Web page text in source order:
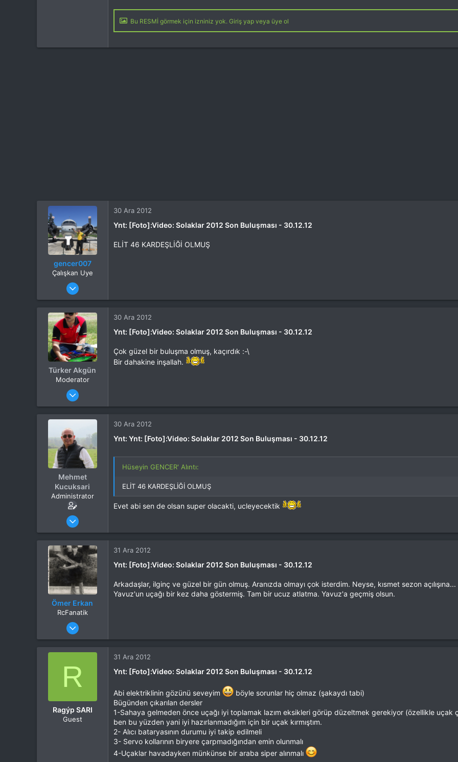
Bu RESMİ görmek için izniniz yok. Giriş yap veya üye ol
gencer007
Çalışkan Uye
4 Eki 2012
Mesajlar
Tepkime puanı
308
Yaş
55
Konum
izmir
30 Ara 2012
Ynt: [Foto]:Video: Solaklar 2012 Son Buluşması - 30.12.12
ELİT 46 KARDEŞLİĞİ OLMUŞ
Türker Akgün
Moderator
4 Eki 2012
Mesajlar
Tepkime puanı
15,560
Yaş
46
Konum
Kocaeli
İlgi Alanı
Heli
30 Ara 2012
Ynt: [Foto]:Video: Solaklar 2012 Son Buluşması - 30.12.12
Çok güzel bir buluşma olmuş, kaçırdık :-\
Bir dahakine inşallah.
Mehmet
Kucuksari
Administrator
4 Eki 2012
Mesajlar
Tepkime puanı
44,114
Yaş
53
Konum
Kocaeli
İlgi Alanı
Heli
30 Ara 2012
Ynt: Ynt: [Foto]:Video: Solaklar 2012 Son Buluşması - 30.12.12
Hüseyin GENCER' Alıntı:
ELİT 46 KARDEŞLİĞİ OLMUŞ
Evet abi sen de olsan super olacakti, ucleyecektik
Ömer Erkan
RcFanatik
4 Eki 2012
Mesajlar
Tepkime puanı
6,218
Yaş
68
İlgi Alanı
31 Ara 2012
Ynt: [Foto]:Video: Solaklar 2012 Son Buluşması - 30.12.12
Arkadaşlar, ilginç ve güzel bir gün olmuş. Aranızda olmayı çok isterdim. Neyse, kısmet sezon
Yavuz'un uçağı bir kez daha göstermiş. Tam bir ucuz atlatma. Yavuz'a geçmiş olsun.
R
Ragýp SARI
Guest
31 Ara 2012
Ynt: [Foto]:Video: Solaklar 2012 Son Buluşması - 30.12.12
Abi elektriklinin gözünü seveyim
böyle sorunlar hiç olmaz (şakaydı tabi)
Bügünden çıkarılan dersler
1-Sahaya gelmeden önce uçağı iyi toplamak lazım eksikleri görüp düzeltmek gerekiyor (özellikle uçak
ben bu yüzden yani iyi hazırlanmadığım için bir uçak kırmıştım.
2- Alıcı bataryasının durumu iyi takip edilmeli
3- Servo kollarının biryere çarpmadığından emin olunmalı
4-Uçaklar havadayken münkünse bir araba siper alınmalı